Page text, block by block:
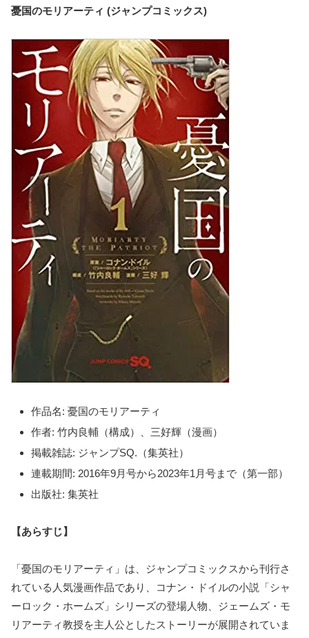
憂国のモリアーティ (ジャンプコミックス)
作品名: 憂国のモリアーティ
作者: 竹内良輔（構成）、三好輝（漫画）
掲載雑誌: ジャンプSQ.（集英社）
連載期間: 2016年9月号から2023年1月号まで（第一部）
出版社: 集英社
【あらすじ】
「憂国のモリアーティ」は、ジャンプコミックスから刊行さ
れている人気漫画作品であり、コナン・ドイルの小説「シャ
ーロック・ホームズ」シリーズの登場人物、ジェームズ・モ
リアーティ教授を主人公としたストーリーが展開されていま